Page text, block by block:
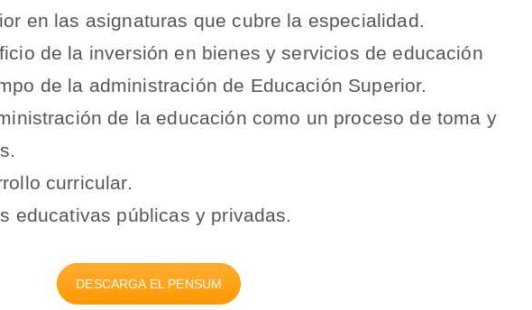
en las asignaturas que cubre la especialidad.
de la inversión en bienes y servicios de educación
de la administración de Educación Superior.
de la educación como un proceso de toma y
curricular.
educativas públicas y privadas.
DESCARGA EL PENSUM